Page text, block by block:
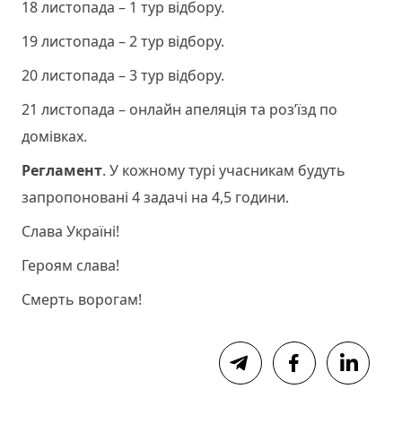
18 листопада – 1 тур відбору.
19 листопада – 2 тур відбору.
20 листопада – 3 тур відбору.
21 листопада – онлайн апеляція та роз’їзд по
домівках.
Регламент. У кожному турі учасникам будуть
запропоновані 4 задачі на 4,5 години.
Слава Україні!
Героям слава!
Смерть ворогам!